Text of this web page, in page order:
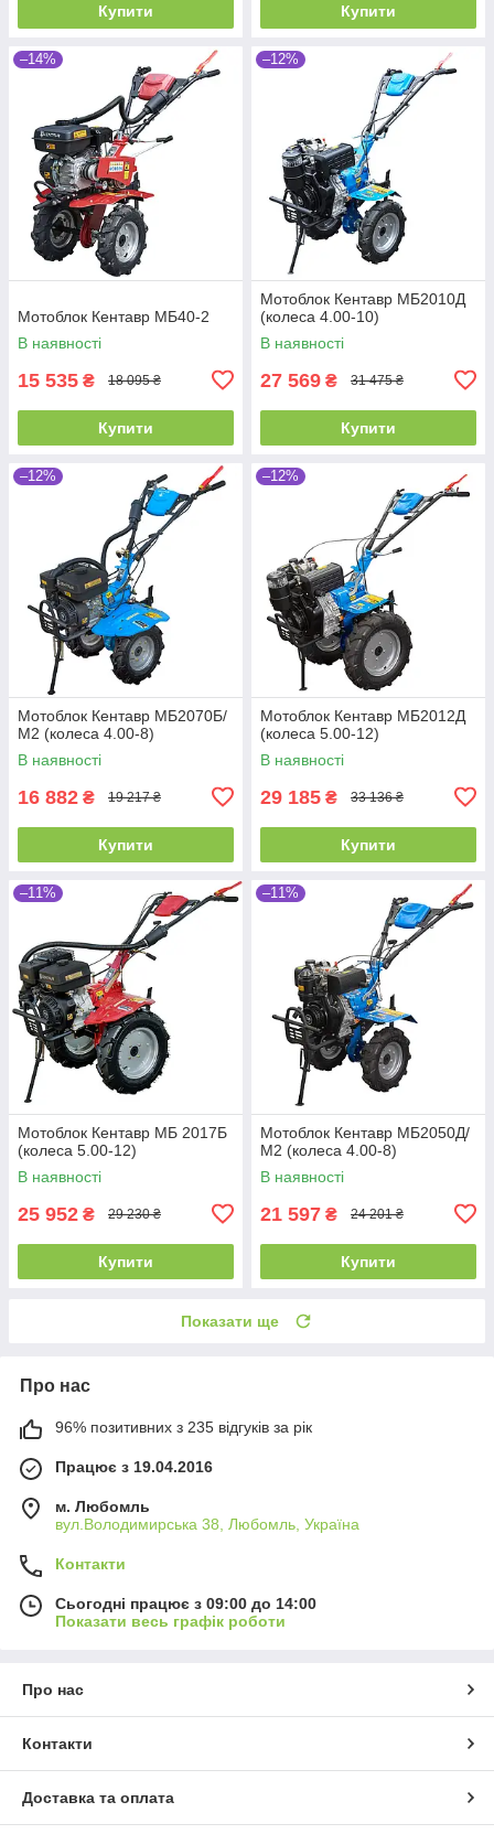
Купити Купити
–14%
Мотоблок Кентавр МБ40-2
В наявності
15 535 ₴ 18 095 ₴
Купити
–12%
Мотоблок Кентавр МБ2010Д
(колеса 4.00-10)
В наявності
27 569 ₴ 31 475 ₴
Купити
–12%
Мотоблок Кентавр МБ2070Б/
М2 (колеса 4.00-8)
В наявності
16 882 ₴ 19 217 ₴
Купити
–12%
Мотоблок Кентавр МБ2012Д
(колеса 5.00-12)
В наявності
29 185 ₴ 33 136 ₴
Купити
–11%
Мотоблок Кентавр МБ 2017Б
(колеса 5.00-12)
В наявності
25 952 ₴ 29 230 ₴
Купити
–11%
Мотоблок Кентавр МБ2050Д/
М2 (колеса 4.00-8)
В наявності
21 597 ₴ 24 201 ₴
Купити
Показати ще
Про нас
96% позитивних з 235 відгуків за рік
Працює з 19.04.2016
м. Любомль
вул.Володимирська 38, Любомль, Україна
Контакти
Сьогодні працює з 09:00 до 14:00
Показати весь графік роботи
Про нас
Контакти
Доставка та оплата